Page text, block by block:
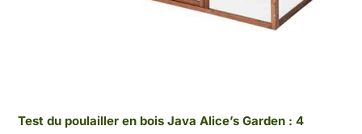
Test du poulailler en bois Java Alice’s Garden : 4